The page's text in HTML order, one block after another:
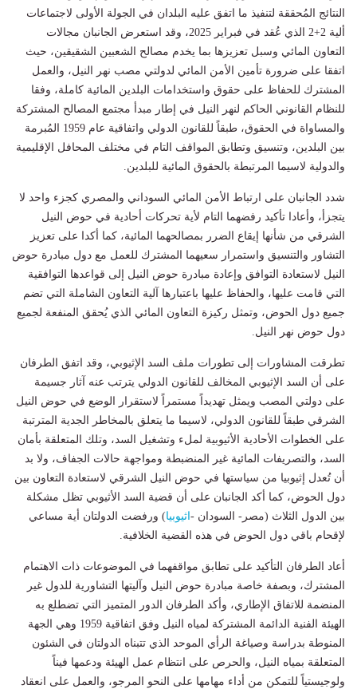
النتائج المُحققة لتنفيذ ما اتفق عليه البلدان في الجولة الأولى لاجتماعات
ألية 2+2 الذي عُقد في فبراير 2025، وقد استعرض الجانبان مجالات
التعاون المائي وسبل تعزيزها بما يخدم مصالح الشعبين الشقيقين، حيث
اتفقا على ضرورة تأمين الأمن المائي لدولتي مصب نهر النيل، والعمل
المشترك للحفاظ على حقوق واستخدامات البلدين المائية كاملة، وفقا
للنظام القانوني الحاكم لنهر النيل في إطار مبدأ مجتمع المصالح المشتركة
والمساواة في الحقوق، طبقاً للقانون الدولي واتفاقية عام 1959 المُبرمة
بين البلدين، وتنسيق وتطابق المواقف التام في مختلف المحافل الإقليمية
والدولية لاسيما المرتبطة بالحقوق المائية للبلدين.
شدد الجانبان على ارتباط الأمن المائي السوداني والمصري كجزء واحد لا
يتجزأ، وأعادا تأكيد رفضهما التام لأية تحركات أحادية في حوض النيل
الشرقي من شأنها إيقاع الضرر بمصالحهما المائية، كما أكدا على تعزيز
التشاور والتنسيق واستمرار سعيهما المشترك للعمل مع دول مبادرة حوض
النيل لاستعادة التوافق وإعادة مبادرة حوض النيل إلى قواعدها التوافقية
التي قامت عليها، والحفاظ عليها باعتبارها آلية التعاون الشاملة التي تضم
جميع دول الحوض، وتمثل ركيزة التعاون المائي الذي يُحقق المنفعة لجميع
دول حوض نهر النيل.
تطرقت المشاورات إلى تطورات ملف السد الإثيوبي، وقد اتفق الطرفان
على أن السد الإثيوبي المخالف للقانون الدولي يترتب عنه آثار جسيمة
على دولتي المصب ويمثل تهديداً مستمراً لاستقرار الوضع في حوض النيل
الشرقي طبقاً للقانون الدولي، لاسيما ما يتعلق بالمخاطر الجدية المترتبة
على الخطوات الأحادية الأثيوبية لملء وتشغيل السد، وتلك المتعلقة بأمان
السد، والتصريفات المائية غير المنضبطة ومواجهة حالات الجفاف، ولا بد
أن تُعدل إثيوبيا من سياستها في حوض النيل الشرقي لاستعادة التعاون بين
دول الحوض، كما أكد الجانبان على أن قضية السد الأثيوبي تظل مشكلة
بين الدول الثلاث (مصر- السودان - اثيوبيا) ورفضت الدولتان أية مساعي
لإقحام باقي دول الحوض في هذه القضية الخلافية.
أعاد الطرفان التأكيد على تطابق مواقفهما في الموضوعات ذات الاهتمام
المشترك، وبصفة خاصة مبادرة حوض النيل وآليتها التشاورية للدول غير
المنضمة للاتفاق الإطاري، وأكد الطرفان الدور المتميز التي تضطلع به
الهيئة الفنية الدائمة المشتركة لمياه النيل وفق اتفاقية 1959 وهي الجهة
المنوطة بدراسة وصياغة الرأي الموحد الذي تتبناه الدولتان في الشئون
المتعلقة بمياه النيل، والحرص على انتظام عمل الهيئة ودعمها فيناً
ولوجيستياً للتمكن من أداء مهامها على النحو المرجو، والعمل على انعقاد